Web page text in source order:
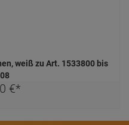
weiß zu Art. 1533800 bis
€*